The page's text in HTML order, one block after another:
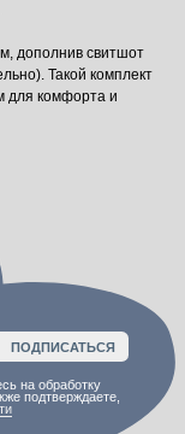
дополнив свитшот
Такой комплект
для комфорта и